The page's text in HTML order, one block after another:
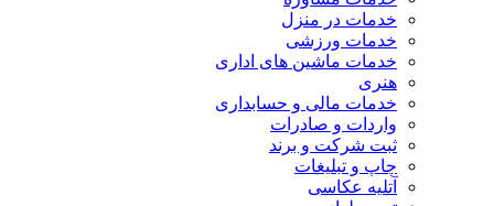
خدمات در منزل
خدمات ورزشی
خدمات ماشین های اداری
هنری
خدمات مالی و حسابداری
واردات و صادرات
ثبت شرکت و برند
چاپ و تبلیغات
آتلیه عکاسی